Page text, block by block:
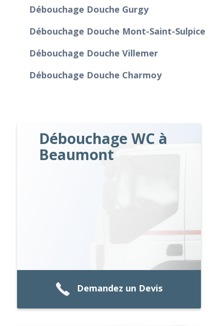
Débouchage Douche Gurgy
Débouchage Douche Mont-Saint-Sulpice
Débouchage Douche Villemer
Débouchage Douche Charmoy
Débouchage WC à
Beaumont
Demandez un Devis